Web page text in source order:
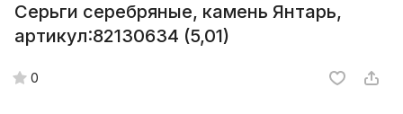
Серьги серебряные, камень Янтарь,
артикул:82130634 (5,01)
0